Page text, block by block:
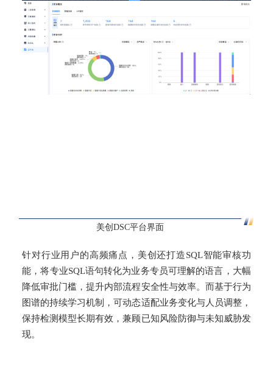
美创 DSC平台界面
针对行业用户的高频痛点，美创还打造SQL智能审核功
能，将专业SQL语句转化为业务专员可理解的语言，大幅
降低审批门槛，提升内部流程安全性与效率。而基于行为
图谱的持续学习机制，可动态适配业务变化与人员调整，
保持检测模型长期有效，兼顾已知风险防御与未知威胁发
现。